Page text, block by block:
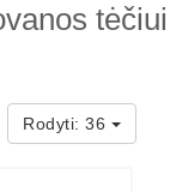
tėčiui
Rodyti: 36